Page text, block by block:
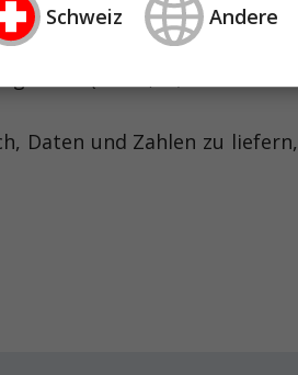
zwischen der
Pflegewissenschaftler
(Isfort, M; Die
Daten und Zahlen zu
Schweiz Andere